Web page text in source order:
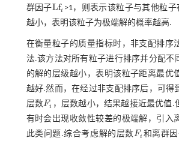
群因子Lfi
Lf >1，则表示该粒子与其他粒
越小，表明该粒子为极端解的概率越高.
在衡量粒子的质量指标时，非支配排序
法.该方法对所有粒子进行排序并分配不
的解的层级越小，表明该粒子距离最优
越好.然而，在经过非支配排序后，可得
层数Fi
Fi ，层数越小，结果越接近最优值.
有时会出现收敛性较差的极端解，引入
此类问题.综合考虑解的层数Fi
Fi 和离群